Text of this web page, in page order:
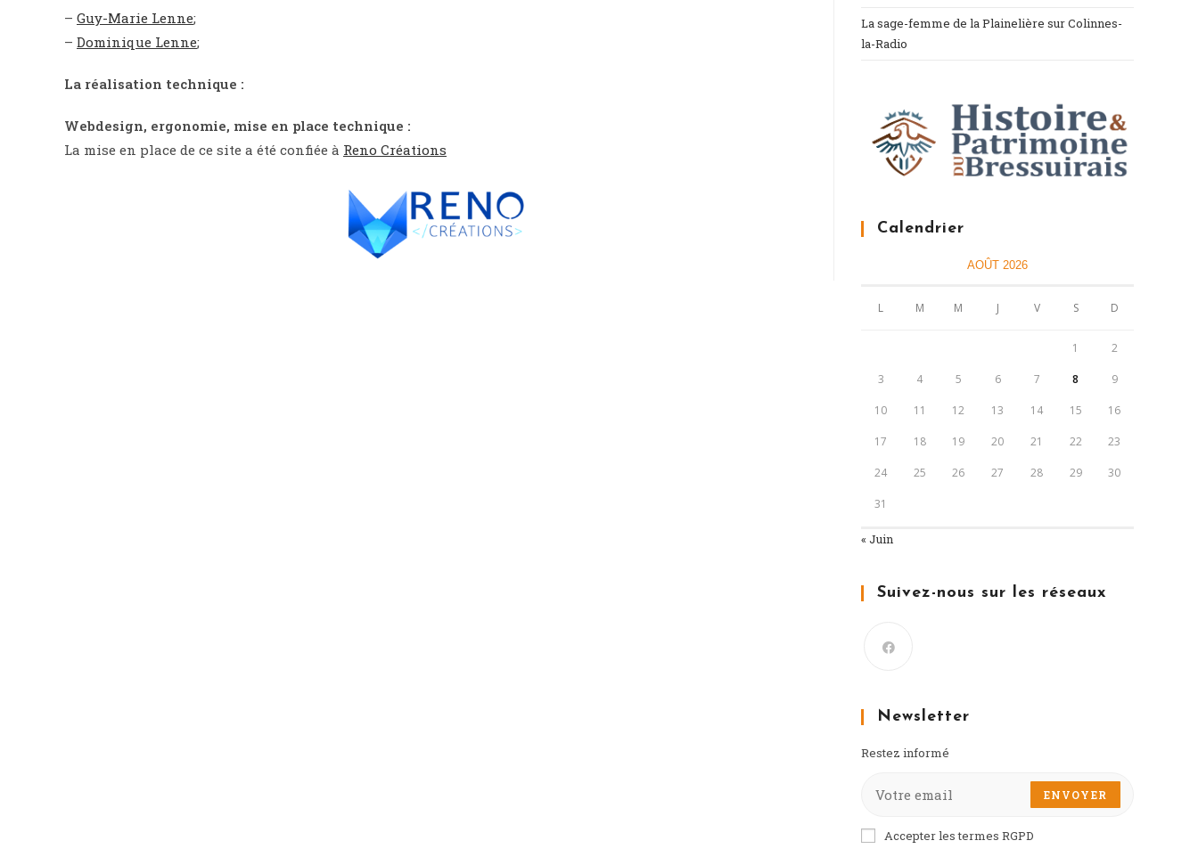
– Guy-Marie Lenne;
– Dominique Lenne;
La réalisation technique :
Webdesign, ergonomie, mise en place technique :
La mise en place de ce site a été confiée à Reno Créations
La sage-femme de la Plainelière sur Colinnes-
la-Radio
Calendrier
AOÛT 2026
L M M J V S D
1 2
3 4 5 6 7 8 9
10 11 12 13 14 15 16
17 18 19 20 21 22 23
24 25 26 27 28 29 30
31
« Juin
Suivez-nous sur les réseaux
Newsletter
Restez informé
ENVOYER
Accepter les termes RGPD